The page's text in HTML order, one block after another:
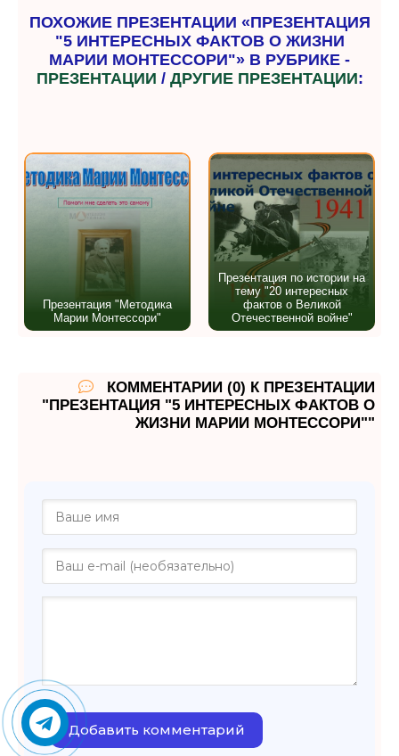
ПОХОЖИЕ ПРЕЗЕНТАЦИИ «ПРЕЗЕНТАЦИЯ
"5 ИНТЕРЕСНЫХ ФАКТОВ О ЖИЗНИ
МАРИИ МОНТЕССОРИ"» В РУБРИКЕ -
ПРЕЗЕНТАЦИИ / ДРУГИЕ ПРЕЗЕНТАЦИИ:
Презентация "Методика
Марии Монтессори"
Презентация по истории на
тему "20 интересных
фактов о Великой
Отечественной войне"
КОММЕНТАРИИ (0) К ПРЕЗЕНТАЦИИ
"ПРЕЗЕНТАЦИЯ "5 ИНТЕРЕСНЫХ ФАКТОВ О
ЖИЗНИ МАРИИ МОНТЕССОРИ""
Добавить комментарий